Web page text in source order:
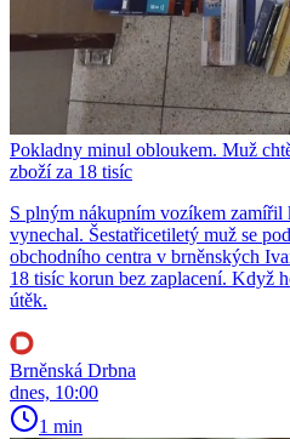
Pokladny minul obloukem. Muž
zboží za 18 tisíc
S plným nákupním vozíkem
vynechal. Šestatřicetiletý muž se
obchodního centra v brněnských
18 tisíc korun bez zaplacení. Když
útěk.
Brněnská Drbna
dnes, 10:00
1 min